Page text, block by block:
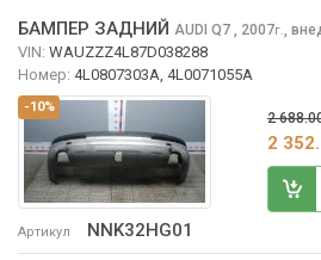
-10%
Артикул NNK32HG01
БАМПЕР ЗАДНИЙ AUDI Q7 , 2007г.,
VIN: WAUZZZ4L87D038288
Номер: 4L0807303A, 4L0071055A
2
2